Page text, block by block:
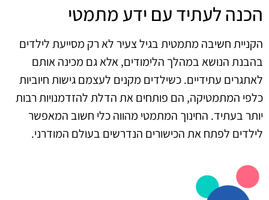
הכנה לעתיד עם ידע מתמטי
הקניית חשיבה מתמטית בגיל צעיר לא רק מסייעת לילדים
בהבנת הנושא במהלך הלימודים, אלא גם מכינה אותם
לאתגרים עתידיים. כשילדים מקנים לעצמם גישות חיוביות
כלפי המתמטיקה, הם פותחים את הדלת להזדמנויות רבות
יותר בעתיד. החינוך המתמטי מהווה כלי חשוב המאפשר
לילדים לפתח את הכישורים הנדרשים בעולם המודרני.